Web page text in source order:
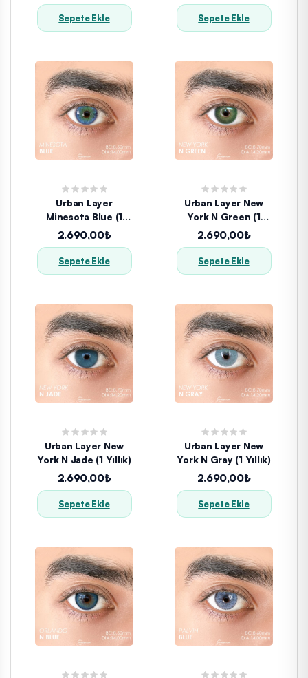
Sepete Ekle Sepete Ekle
Urban Layer
Minesota Blue (1
Yıllık)
2.690,00₺
Sepete Ekle
Urban Layer New
York N Green (1
Yıllık)
2.690,00₺
Sepete Ekle
Urban Layer New
York N Jade (1 Yıllık)
2.690,00₺
Sepete Ekle
Urban Layer New
York N Gray (1 Yıllık)
2.690,00₺
Sepete Ekle